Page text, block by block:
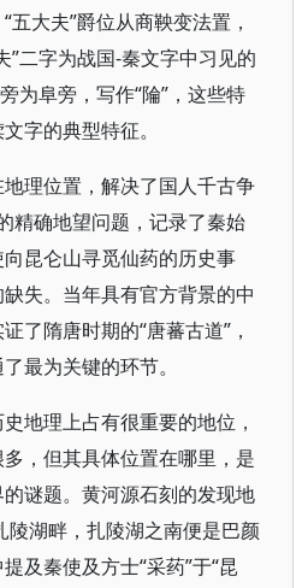
五大夫”爵位从商鞅变法置，
”二字为战国-秦文字中习见的
为阜旁，写作“陯”，这些特
字的典型特征。
理位置，解决了国人千古争
精确地望问题，记录了秦始
昆仑山寻觅仙药的历史事
失。当年具有官方背景的中
了隋唐时期的“唐蕃古道”，
最为关键的环节。
地理上占有很重要的地位，
，但其具体位置在哪里，是
谜题。黄河源石刻的发现地
陵湖畔，扎陵湖之南便是巴颜
及秦使及方士“采药”于“昆